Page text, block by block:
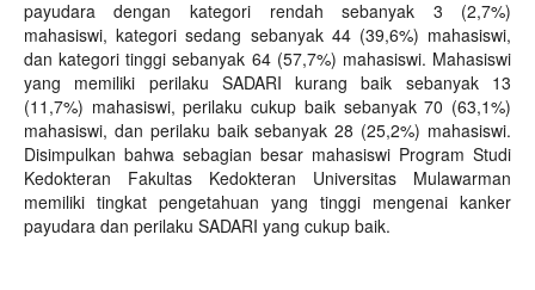
payudara dengan kategori rendah sebanyak 3 (2,7%)
mahasiswi, kategori sedang sebanyak 44 (39,6%) mahasiswi,
dan kategori tinggi sebanyak 64 (57,7%) mahasiswi. Mahasiswi
yang memiliki perilaku SADARI kurang baik sebanyak 13
(11,7%) mahasiswi, perilaku cukup baik sebanyak 70 (63,1%)
mahasiswi, dan perilaku baik sebanyak 28 (25,2%) mahasiswi.
Disimpulkan bahwa sebagian besar mahasiswi Program Studi
Kedokteran Fakultas Kedokteran Universitas Mulawarman
memiliki tingkat pengetahuan yang tinggi mengenai kanker
payudara dan perilaku SADARI yang cukup baik.